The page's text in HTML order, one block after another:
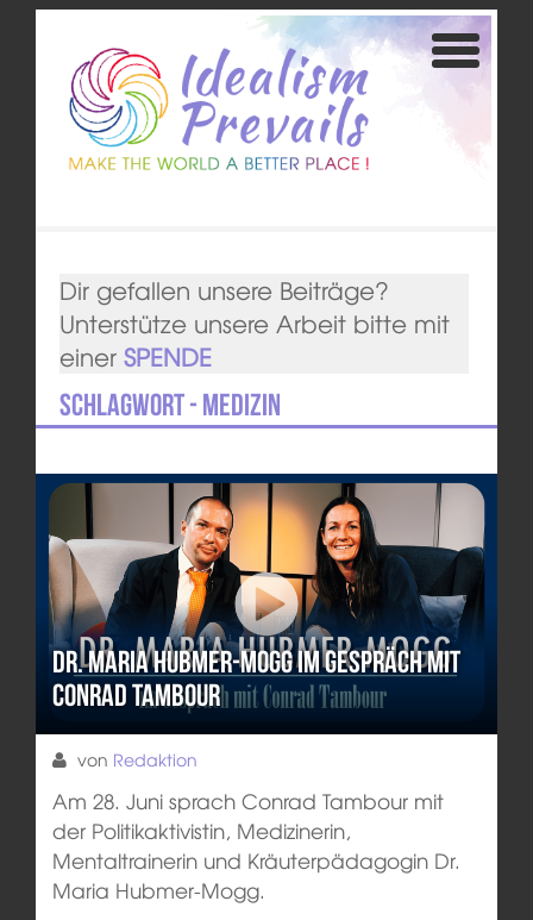
Dir gefallen unsere Beiträge?
Unterstütze unsere Arbeit bitte mit
einer SPENDE
Schlagwort - Medizin
Dr. Maria Hubmer-Mogg im Gespräch mit
Conrad Tambour
von Redaktion
Am 28. Juni sprach Conrad Tambour mit
der Politikaktivistin, Medizinerin,
Mentaltrainerin und Kräuterpädagogin Dr.
Maria Hubmer-Mogg.